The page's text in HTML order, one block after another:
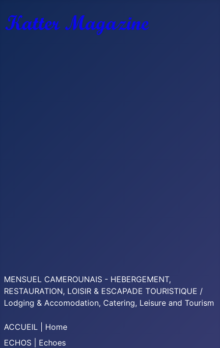
MENSUEL CAMEROUNAIS - HEBERGEMENT,
RESTAURATION, LOISIR & ESCAPADE TOURISTIQUE /
Lodging & Accomodation, Catering, Leisure and Tourism
ACCUEIL | Home
ECHOS | Echoes